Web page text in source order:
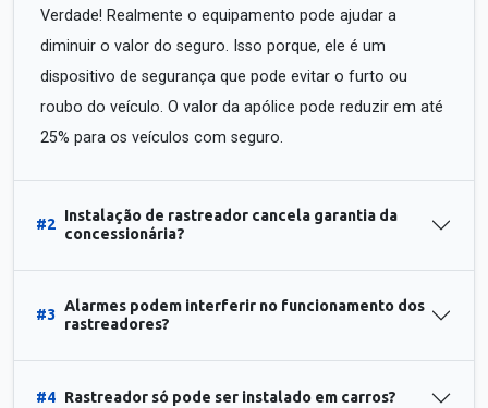
Verdade! Realmente o equipamento pode ajudar a
diminuir o valor do seguro. Isso porque, ele é um
dispositivo de segurança que pode evitar o furto ou
roubo do veículo. O valor da apólice pode reduzir em até
25% para os veículos com seguro.
#2
Instalação de rastreador cancela garantia da
concessionária?
#3
Alarmes podem interferir no funcionamento dos
rastreadores?
#4 Rastreador só pode ser instalado em carros?